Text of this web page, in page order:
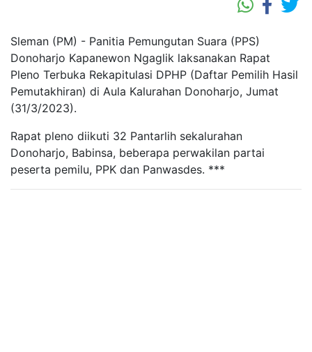
Sleman (PM) - Panitia Pemungutan Suara (PPS)
Donoharjo Kapanewon Ngaglik laksanakan Rapat
Pleno Terbuka Rekapitulasi DPHP (Daftar Pemilih Hasil
Pemutakhiran) di Aula Kalurahan Donoharjo, Jumat
(31/3/2023).
Rapat pleno diikuti 32 Pantarlih sekalurahan
Donoharjo, Babinsa, beberapa perwakilan partai
peserta pemilu, PPK dan Panwasdes. ***